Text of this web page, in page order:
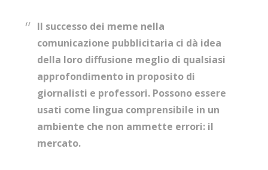
Il successo dei meme nella
comunicazione pubblicitaria ci dà idea
della loro diffusione meglio di qualsiasi
approfondimento in proposito di
giornalisti e professori. Possono essere
usati come lingua comprensibile in un
ambiente che non ammette errori: il
mercato.